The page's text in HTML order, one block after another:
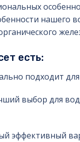
нашего
есть:
подходит
выбор для
эффективный